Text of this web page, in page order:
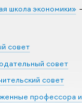
школа экономики»
совет
совет
совет
профессора и